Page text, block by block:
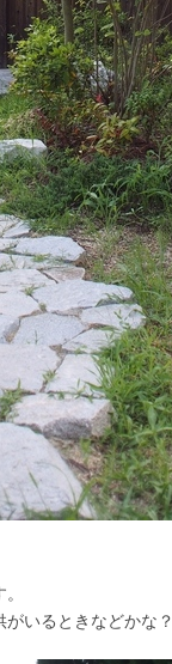
いるときなどかな？